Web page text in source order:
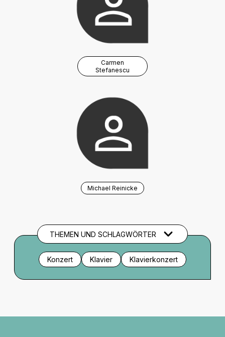
THEMEN UND SCHLAGWÖRTER
Konzert Klavier Klavierkonzert
Carmen
Stefanescu
Michael Reinicke